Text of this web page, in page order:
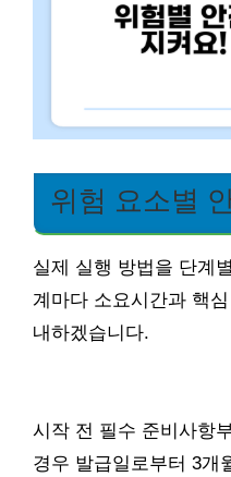
위험 요소별
실제 실행 방법을 단계
계마다 소요시간과 핵
내하겠습니다.
시작 전 필수 준비사항
경우 발급일로부터 3개